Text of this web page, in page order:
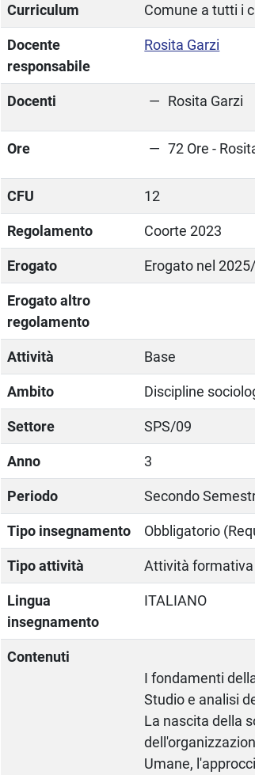
Curriculum Comune a tutti i
Docente
responsabile
Rosita Garzi
Docenti Rosita Garzi
Ore 72 Ore -
CFU 12
Regolamento Coorte 2023
Erogato Erogato nel
Erogato altro
regolamento
Attività Base
Ambito Discipline
Settore SPS/09
Anno 3
Periodo Secondo
Tipo insegnamento Obbligatorio
Tipo attività Attività
Lingua
insegnamento
ITALIANO
Contenuti
I fondamenti
Studio e analisi
La nascita della
Umane,